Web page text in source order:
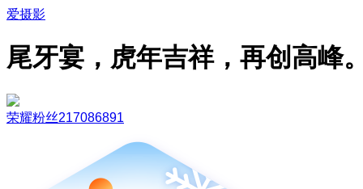
爱摄影
尾牙宴，虎年吉祥，再创高峰
荣耀粉丝217086891